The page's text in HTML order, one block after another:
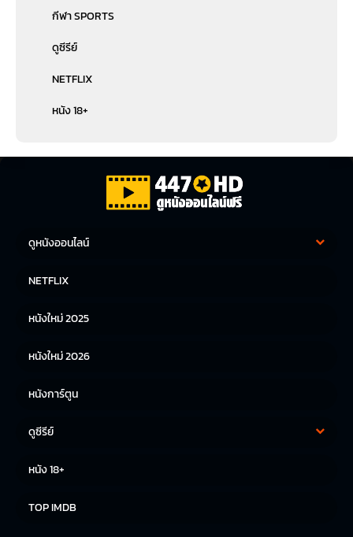
กีฬา SPORTS
ดูซีรีย์
NETFLIX
หนัง 18+
ดูหนังออนไลน์
หนังญี่ปุ่น
NETFLIX
หนังใหม่ 2025
หนังใหม่ 2026
หนังการ์ตูน
ดูซีรีย์
หนัง 18+
TOP IMDB